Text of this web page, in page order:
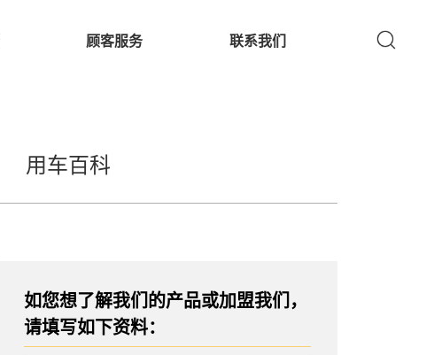
顾客服务 联系我们
用车百科
如您想了解我们的产品或加盟我们，
请填写如下资料：